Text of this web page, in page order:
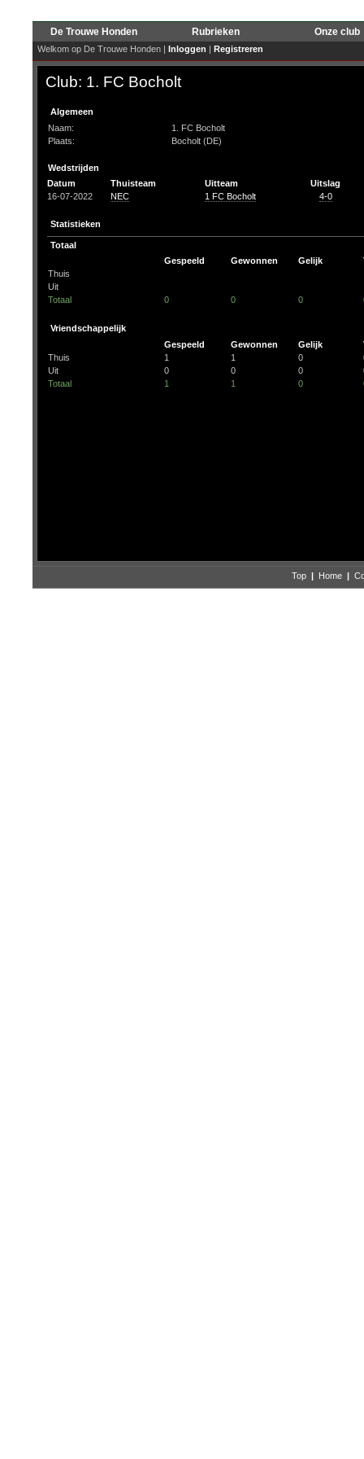
De Trouwe Honden Rubrieken Onze club
Welkom op De Trouwe Honden | Inloggen | Registreren
Club: 1. FC Bocholt
Algemeen
Naam:
1. FC Bocholt
Plaats:
Bocholt (DE)
Wedstrijden
Datum
Thuisteam Uitteam
Uitslag
16-07-2022
NEC 1 FC Bocholt 4-0
Statistieken
Totaal
Gespeeld
Gewonnen Gelijk
Thuis
Uit
Totaal
0 0 0
Vriendschappelijk
Gespeeld
Gewonnen Gelijk
Thuis
1 1 0
Uit
0 0 0
Totaal
1 1 0
Top | Home |